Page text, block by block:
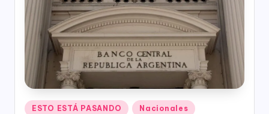
Posted
ESTO ESTÁ PASANDO Nacionales